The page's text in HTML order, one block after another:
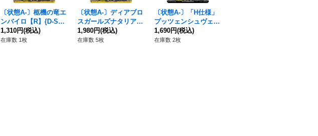
〔状態A-〕柩機の竜エ
ンバイロ【R】{D-SS1
1/104}《ブラントゲー
ト》
1,310円(税込)
在庫数 1枚
〔状態A-〕ディアブロ
スガールズナタリア
【PR】{D-PR/737}
《ダークステイツ》
1,980円(税込)
在庫数 5枚
〔状態A-〕「H仕様」
プッツェンシュヴェス
タンウィープル・フェ
ーゲン【PR】{D-PR/1
1,690円(税込)
在庫数 2枚